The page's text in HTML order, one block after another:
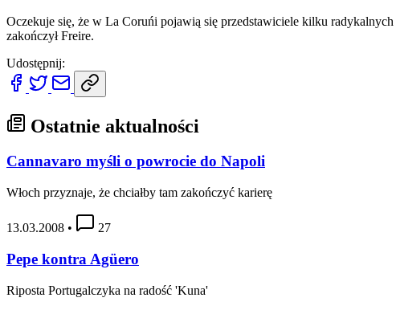
Oczekuje się, że w La Coruńi pojawią się przedstawiciele kilku radykalnych
zakończył Freire.
Udostępnij:
Ostatnie aktualności
Cannavaro myśli o powrocie do Napoli
Włoch przyznaje, że chciałby tam zakończyć karierę
13.03.2008 • 27
Pepe kontra Agüero
Riposta Portugalczyka na radość 'Kuna'